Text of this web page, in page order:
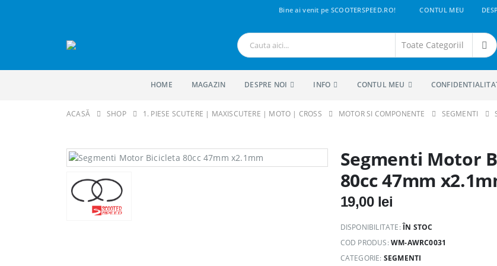
Bine ai venit pe SCOOTERSPEED.RO! CONTUL MEU
HOME MAGAZIN DESPRE NOI INFO CONTUL MEU
ACASĂ SHOP 1. PIESE SCUTERE | MAXISCUTERE | MOTO | CROSS MOTOR SI COMPONENTE SEGMENTI
Segmenti Motor
80cc 47mm
19,00 lei
DISPONIBILITATE:ÎN STOC
COD PRODUS:WM-AWRC0031
CATEGORIE: SEGMENTI